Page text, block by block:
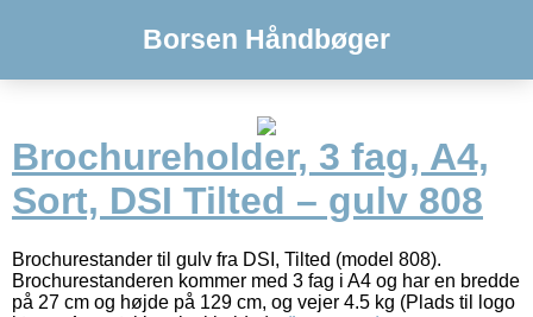
Borsen Håndbøger
Brochureholder, 3 fag, A4,
Sort, DSI Tilted – gulv 808
Brochurestander til gulv fra DSI, Tilted (model 808).
Brochurestanderen kommer med 3 fag i A4 og har en bredde
på 27 cm og højde på 129 cm, og vejer 4.5 kg (Plads til logo